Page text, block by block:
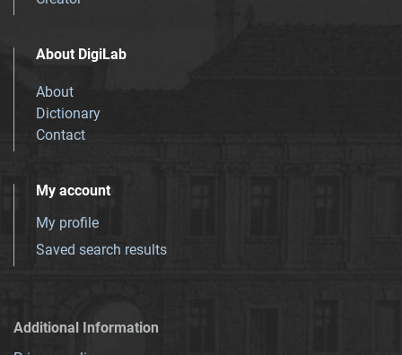
About DigiLab
About
Dictionary
Contact
My account
My profile
Saved search results
Additional Information